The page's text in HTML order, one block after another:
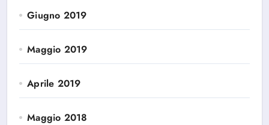
Giugno 2019
Maggio 2019
Aprile 2019
Maggio 2018